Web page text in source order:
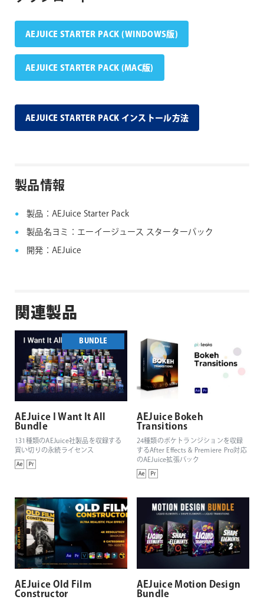
AEJUICE STARTER PACK (WINDOWS版)
AEJUICE STARTER PACK (MAC版)
AEJUICE STARTER PACK インストール方法
製品情報
製品：AEJuice Starter Pack
製品名ヨミ：エーイージュース スターターパック
開発：AEJuice
関連製品
BUNDLE
AEJuice I Want It All
Bundle
131種類のAEJuice社製品を収録する
買い切りの永続ライセンス
AEJuice Bokeh
Transitions
24種類のボケトランジションを収録
するAfter Effects & Premiere Pro対応
のAEJuice拡張パック
AEJuice Old Film
Constructor
AEJuice Motion Design
Bundle